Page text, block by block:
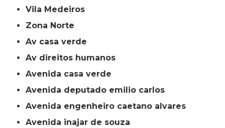
Vila Medeiros
Zona Norte
av casa verde
av direitos humanos
avenida casa verde
avenida deputado emilio carlos
avenida engenheiro caetano alvares
avenida inajar de souza